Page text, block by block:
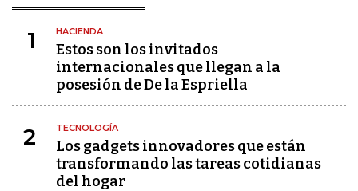
1 HACIENDA
Estos son los invitados
internacionales que llegan a la
posesión de De la Espriella
2 TECNOLOGÍA
Los gadgets innovadores que están
transformando las tareas cotidianas
del hogar